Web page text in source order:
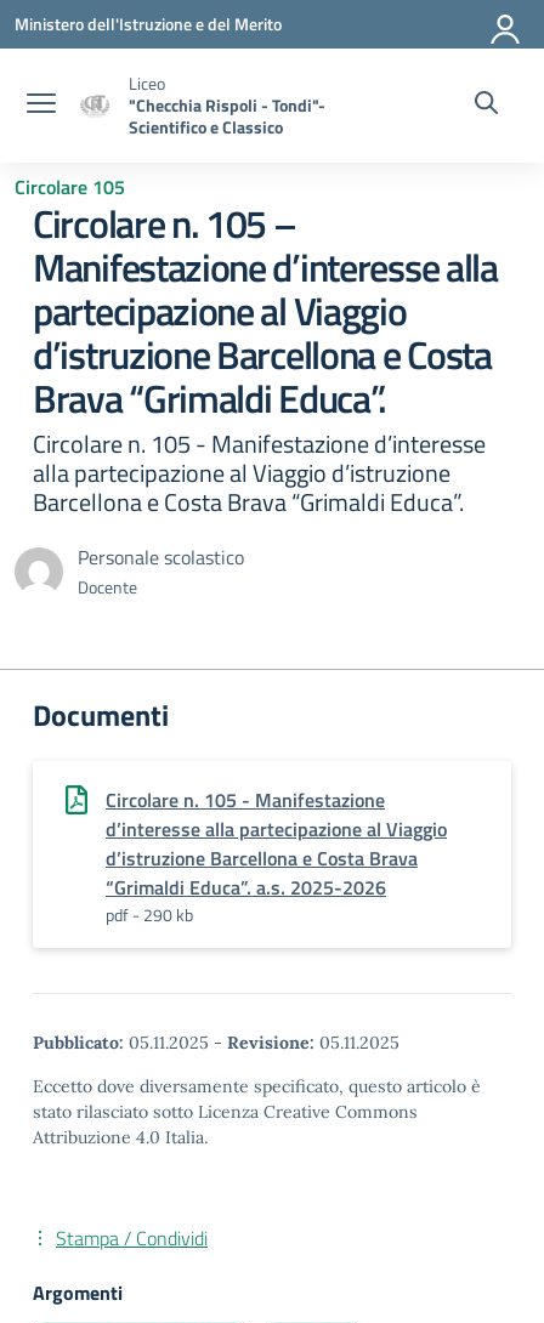
Vai ai contenuti
Vai al menu di navigazione
Vai al footer
Ministero dell'Istruzione e del Merito
Liceo
"Checchia Rispoli - Tondi"-
Scientifico e Classico
Circolare 105
Circolare n. 105 –
Manifestazione d’interesse alla
partecipazione al Viaggio
d’istruzione Barcellona e Costa
Brava “Grimaldi Educa”.
Circolare n. 105 - Manifestazione d’interesse
alla partecipazione al Viaggio d’istruzione
Barcellona e Costa Brava “Grimaldi Educa”.
Personale scolastico
Docente
Documenti
Circolare n. 105 - Manifestazione
d’interesse alla partecipazione al Viaggio
d’istruzione Barcellona e Costa Brava
“Grimaldi Educa”. a.s. 2025-2026
pdf - 290 kb
Pubblicato: 05.11.2025 - Revisione: 05.11.2025
Eccetto dove diversamente specificato, questo articolo è
stato rilasciato sotto Licenza Creative Commons
Attribuzione 4.0 Italia.
Stampa / Condividi
Argomenti